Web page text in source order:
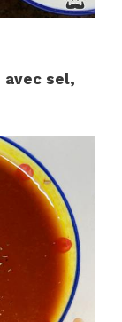
avec sel,